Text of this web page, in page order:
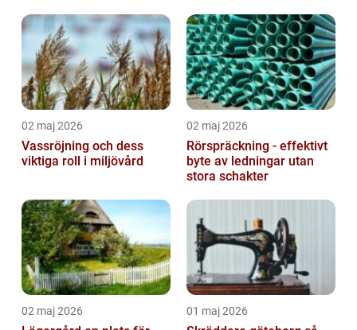
02 maj 2026
Vassröjning och dess
viktiga roll i miljövård
02 maj 2026
Rörspräckning - effektivt
byte av ledningar utan
stora schakter
02 maj 2026 01 maj 2026